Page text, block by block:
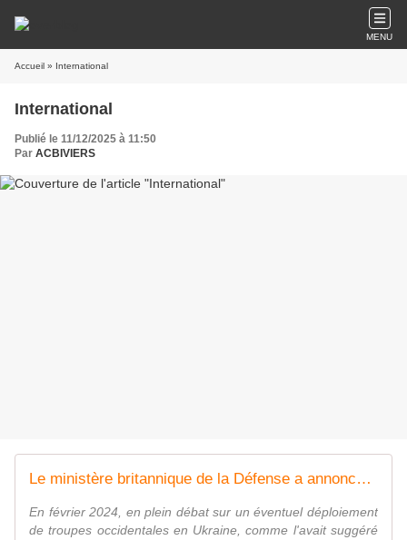
MENU
Accueil » International
International
Publié le 11/12/2025 à 11:50
Par ACBIVIERS
Le ministère britannique de la Défense a annoncé la mort de l'un de ses militaires en Ukraine - Zone Militaire
En février 2024, en plein débat sur un éventuel déploiement
de troupes occidentales en Ukraine, comme l'avait suggéré